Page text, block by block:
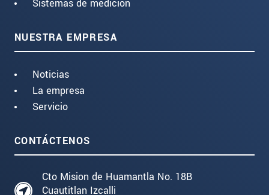
Sistemas de medición
NUESTRA EMPRESA
Noticias
La empresa
Servicio
CONTÁCTENOS
Cto Mision de Huamantla No. 18B
Cuautitlan Izcalli